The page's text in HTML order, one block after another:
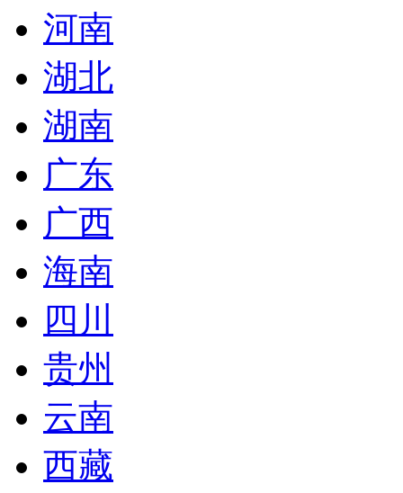
河南
湖北
湖南
广东
广西
海南
四川
贵州
云南
西藏